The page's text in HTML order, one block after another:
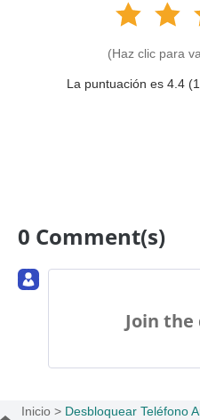
(Haz clic para
La puntuación es 4.4 (
0 Comment(s)
Join the
Inicio > Desbloquear Teléfono